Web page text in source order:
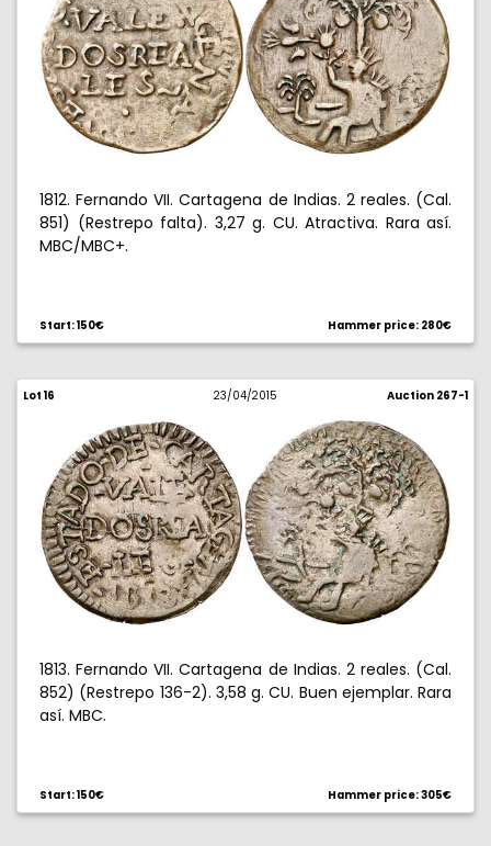
1812. Fernando VII. Cartagena de Indias. 2 reales. (Cal.
851) (Restrepo falta). 3,27 g. CU. Atractiva. Rara así.
MBC/MBC+.
Start: 150€ Hammer price: 280€
Lot 16 23/04/2015 Auction 267-1
1813. Fernando VII. Cartagena de Indias. 2 reales. (Cal.
852) (Restrepo 136-2). 3,58 g. CU. Buen ejemplar. Rara
así. MBC.
Start: 150€ Hammer price: 305€